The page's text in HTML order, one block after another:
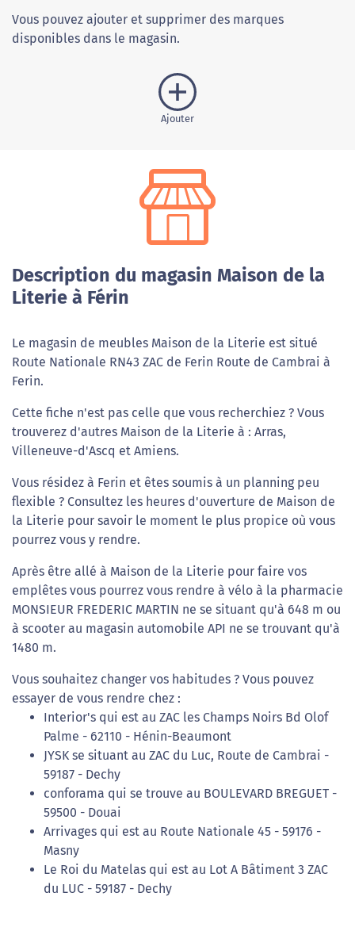
Vous pouvez ajouter et supprimer des marques
disponibles dans le magasin.
Ajouter
Description du magasin Maison de la
Literie à Férin
Le magasin de meubles Maison de la Literie est situé
Route Nationale RN43 ZAC de Ferin Route de Cambrai à
Ferin.
Cette fiche n'est pas celle que vous recherchiez ? Vous
trouverez d'autres Maison de la Literie à : Arras,
Villeneuve-d'Ascq et Amiens.
Vous résidez à Ferin et êtes soumis à un planning peu
flexible ? Consultez les heures d'ouverture de Maison de
la Literie pour savoir le moment le plus propice où vous
pourrez vous y rendre.
Après être allé à Maison de la Literie pour faire vos
emplêtes vous pourrez vous rendre à vélo à la pharmacie
MONSIEUR FREDERIC MARTIN ne se situant qu'à 648 m ou
à scooter au magasin automobile API ne se trouvant qu'à
1480 m.
Vous souhaitez changer vos habitudes ? Vous pouvez
essayer de vous rendre chez :
Interior's qui est au ZAC les Champs Noirs Bd Olof
Palme - 62110 - Hénin-Beaumont
JYSK se situant au ZAC du Luc, Route de Cambrai -
59187 - Dechy
conforama qui se trouve au BOULEVARD BREGUET -
59500 - Douai
Arrivages qui est au Route Nationale 45 - 59176 -
Masny
Le Roi du Matelas qui est au Lot A Bâtiment 3 ZAC
du LUC - 59187 - Dechy